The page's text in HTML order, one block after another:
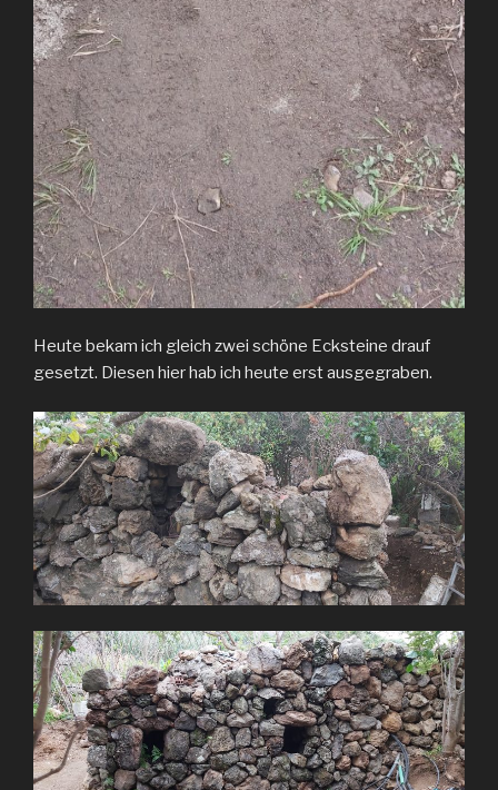
Heute bekam ich gleich zwei schöne Ecksteine drauf
gesetzt. Diesen hier hab ich heute erst ausgegraben.